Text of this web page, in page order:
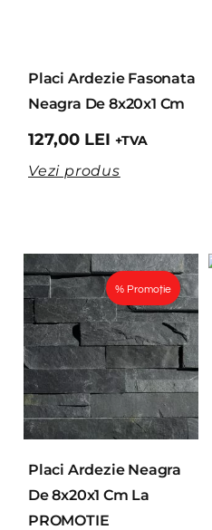
Placi Ardezie Fasonata
Neagra De 8x20x1 Cm
127,00 LEI +TVA
Vezi produs
% Promoție
Placi Ardezie Neagra
De 8x20x1 Cm La
PROMOTIE